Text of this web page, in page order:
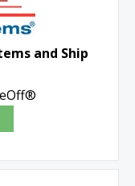
and Ship